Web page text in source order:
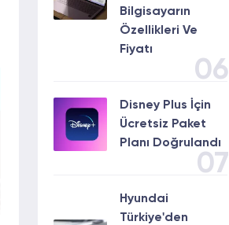
Bilgisayarın
Özellikleri Ve
Fiyatı
06
Disney Plus İçin
Ücretsiz Paket
Planı Doğrulandı
07
Hyundai
Türkiye'den